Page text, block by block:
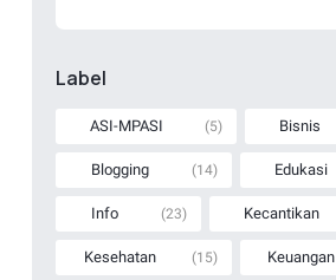
Label
ASI-MPASI (5) Bisnis
Blogging (14) Edukasi
Info (23) Kecantikan
Kesehatan (15) Keuangan